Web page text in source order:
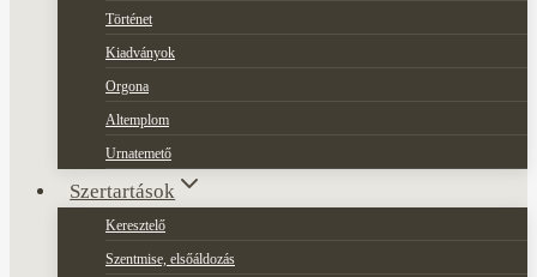
Történet
Kiadványok
Orgona
Altemplom
Urnatemető
Szertartások
Keresztelő
Szentmise, elsőáldozás